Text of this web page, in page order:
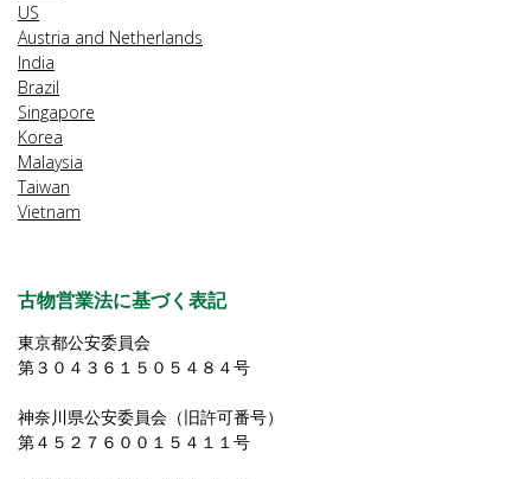
US
Austria and Netherlands
India
Brazil
Singapore
Korea
Malaysia
Taiwan
Vietnam
古物営業法に基づく表記
東京都公安委員会
第３０４３６１５０５４８４号
神奈川県公安委員会（旧許可番号）
第４５２７６００１５４１１号